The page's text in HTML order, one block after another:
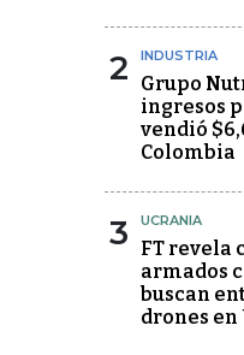
2 INDUSTRIA
Grupo
ingresos
vendió
Colombia
3 UCRANIA
FT revela
armados
buscan
drones